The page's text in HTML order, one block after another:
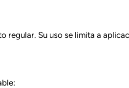
regular. Su uso se limita a